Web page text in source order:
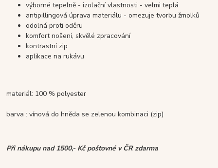
výborné tepelně - izolační vlastnosti - velmi teplá
antipillingová úprava materiálu - omezuje tvorbu žmolků
odolná proti oděru
komfort nošení, skvělé zpracování
kontrastní zip
aplikace na rukávu
materiál: 100 % polyester
barva : vínová do hněda se zelenou kombinaci (zip)
Při nákupu nad 1500,- Kč poštovné v ČR zdarma